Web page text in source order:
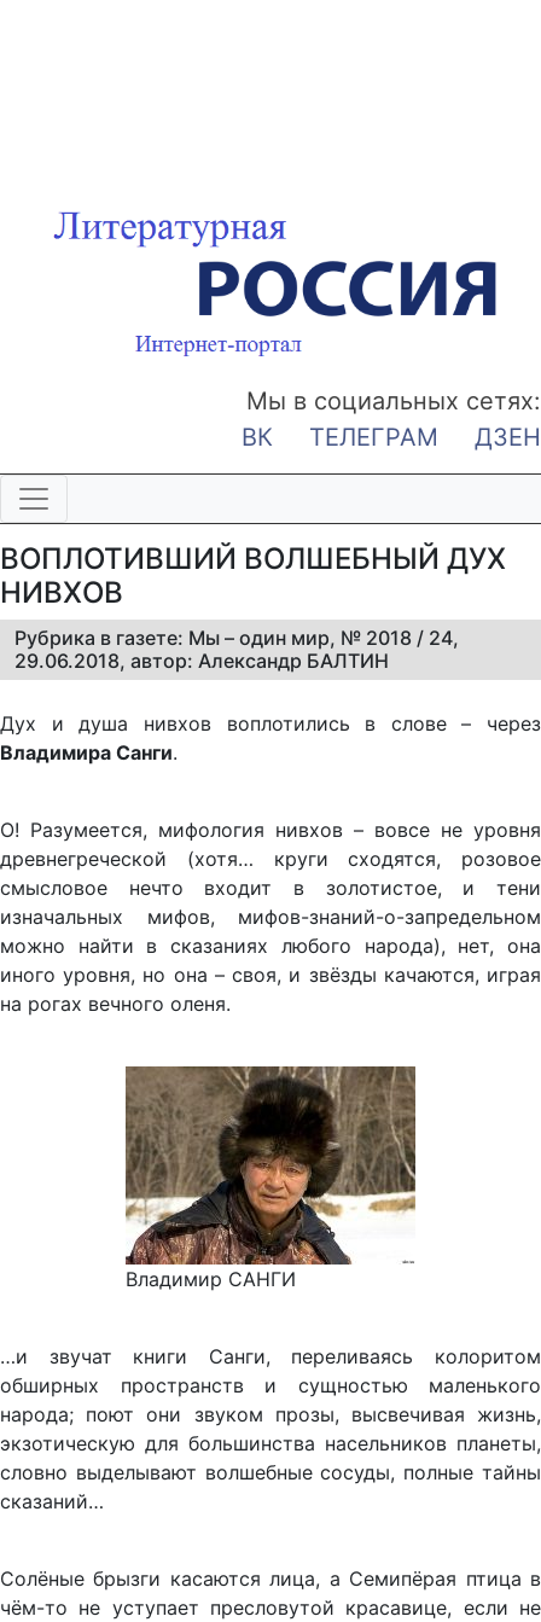
Мы в социальных сетях:
ВК
ТЕЛЕГРАМ ДЗЕН
ВОПЛОТИВШИЙ ВОЛШЕБНЫЙ ДУХ
НИВХОВ
Рубрика в газете: Мы – один мир, № 2018 / 24,
29.06.2018, автор: Александр БАЛТИН
Дух и душа нивхов воплотились в слове – через
Владимира Санги.
О! Разумеется, мифология нивхов – вовсе не уровня
древнегреческой (хотя… круги сходятся, розовое
смысловое нечто входит в золотистое, и тени
изначальных мифов, мифов-знаний-о-запредельном
можно найти в сказаниях любого народа), нет, она
иного уровня, но она – своя, и звёзды качаются, играя
на рогах вечного оленя.
Владимир САНГИ
…и звучат книги Санги, переливаясь колоритом
обширных пространств и сущностью маленького
народа; поют они звуком прозы, высвечивая жизнь,
экзотическую для большинства насельников планеты,
словно выделывают волшебные сосуды, полные тайны
сказаний…
Солёные брызги касаются лица, а Семипёрая птица в
чём-то не уступает пресловутой красавице, если не